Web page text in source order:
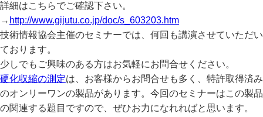
詳細はこちらでご確認下さい。
→ http://www.gijutu.co.jp/doc/s_603203.htm
技術情報協会主催のセミナーでは、何回も講演させていただい
ております。
少しでもご興味のある方はお気軽にお問合せください。
硬化収縮の測定は、お客様からお問合せも多く、特許取得済み
のオンリーワンの製品があります。今回のセミナーはこの製品
の関連する題目ですので、ぜひお力になれればと思います。